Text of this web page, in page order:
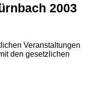
2003
Veranstaltungen
den gesetzlichen